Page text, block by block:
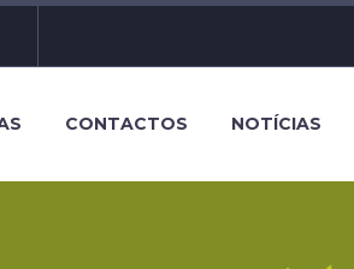
CONTACTOS NOTÍCIAS